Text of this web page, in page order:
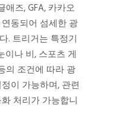
애즈, GFA, 카카오
동되어 섬세한 광
. 트리거는 특정기
이나 비, 스포츠 게
의 조건에 따라 광
이 가능하며, 관련
처리가 가능합니